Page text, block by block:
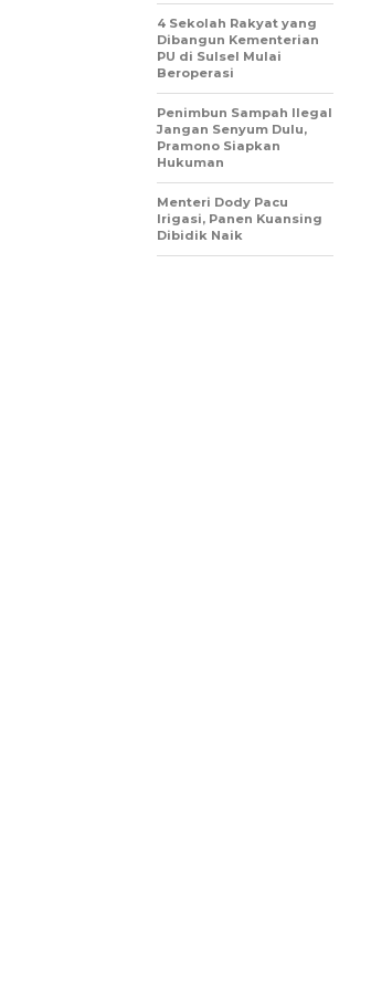
4 Sekolah Rakyat yang
Dibangun Kementerian
PU di Sulsel Mulai
Beroperasi
Penimbun Sampah Ilegal
Jangan Senyum Dulu,
Pramono Siapkan
Hukuman
Menteri Dody Pacu
Irigasi, Panen Kuansing
Dibidik Naik